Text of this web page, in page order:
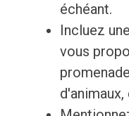
échéant.
Incluez
vous
d'animaux,